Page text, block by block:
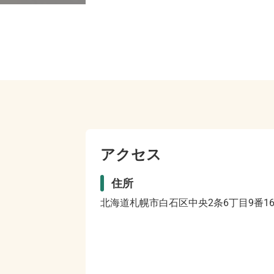
アクセス
住所
北海道札幌市白石区中央2条6丁目9番